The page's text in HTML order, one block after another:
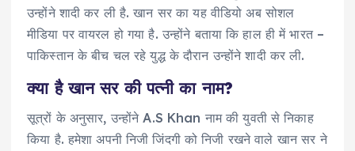
उन्होंने शादी कर ली है. खान सर का यह वीडियो अब सोशल
मीडिया पर वायरल हो गया है. उन्होंने बताया कि हाल ही में भारत –
पाकिस्तान के बीच चल रहे युद्ध के दौरान उन्होंने शादी कर ली.
क्या है खान सर की पत्नी का नाम?
सूत्रों के अनुसार, उन्होंने A.S Khan नाम की युवती से निकाह
किया है. हमेशा अपनी निजी जिंदगी को निजी रखने वाले खान सर ने